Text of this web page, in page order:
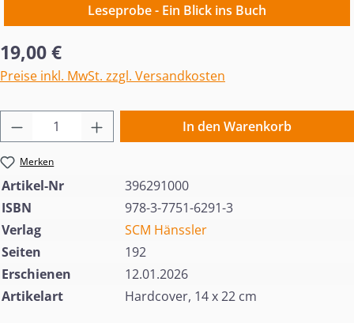
Leseprobe - Ein Blick ins Buch
Regulärer Preis:
19,00 €
Preise inkl. MwSt. zzgl. Versandkosten
Produkt Anzahl: Gib den gewünschten
In den Warenkorb
Merken
Artikel-Nr
396291000
ISBN
978-3-7751-6291-3
Verlag
SCM Hänssler
Seiten
192
Erschienen
12.01.2026
Artikelart
Hardcover, 14 x 22 cm